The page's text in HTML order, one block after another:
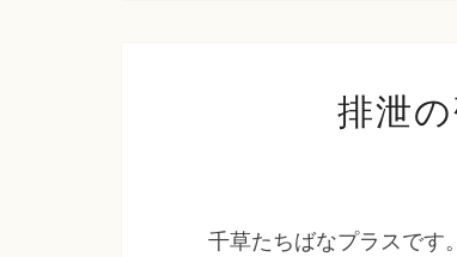
排泄
千草たちばなプラスです